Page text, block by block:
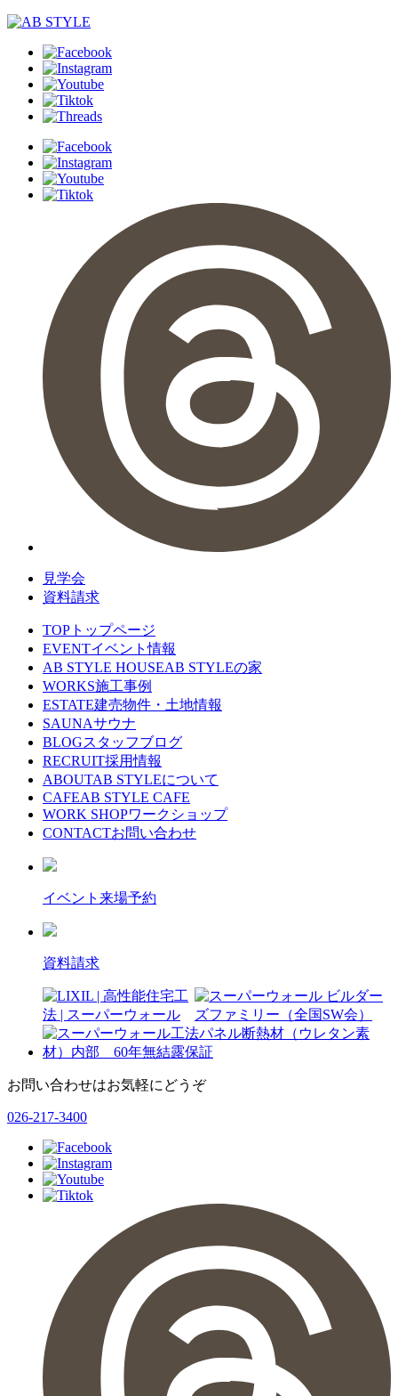
見学会
資料請求
TOP トップページ
EVENTイベント情報
AB STYLE HOUSEAB STYLEの家
WORKS施工事例
ESTATE建売物件・土地情報
SAUNAサウナ
BLOGスタッフブログ
RECRUIT採用情報
ABOUTAB STYLEについて
CAFEAB STYLE CAFE
WORK SHOPワークショップ
CONTACTお問い合わせ
イベント来場予約
資料請求
お問い合わせはお気軽にどうぞ
026-217-3400